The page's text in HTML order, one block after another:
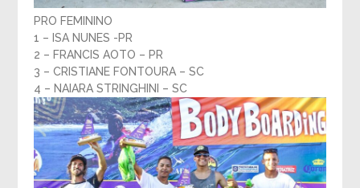
PRO FEMININO
1 – ISA NUNES -PR
2 – FRANCIS AOTO – PR
3 – CRISTIANE FONTOURA – SC
4 – NAIARA STRINGHINI – SC